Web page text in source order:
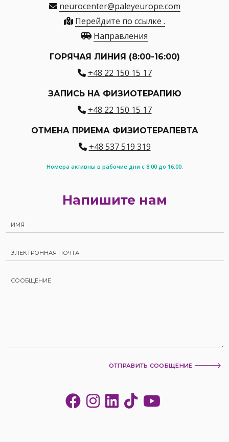
neurocenter@paleyeurope.com
Перейдите по ссылке .
Направления
ГОРЯЧАЯ ЛИНИЯ (8:00-16:00)
+48 22 150 15 17
ЗАПИСЬ НА ФИЗИОТЕРАПИЮ
+48 22 150 15 17
ОТМЕНА ПРИЕМА ФИЗИОТЕРАПЕВТА
+48 537 519 319
Номера активны в рабочие дни с 8:00 до 16:00.
Напишите нам
ОТПРАВИТЬ СООБЩЕНИЕ